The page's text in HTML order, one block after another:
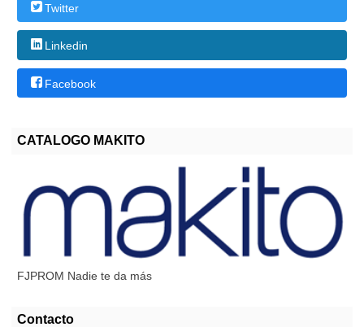
Twitter
Linkedin
Facebook
CATALOGO MAKITO
FJPROM Nadie te da más
Contacto